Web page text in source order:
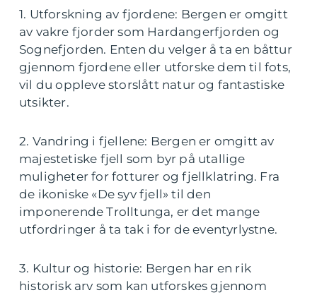
1. Utforskning av fjordene: Bergen er omgitt
av vakre fjorder som Hardangerfjorden og
Sognefjorden. Enten du velger å ta en båttur
gjennom fjordene eller utforske dem til fots,
vil du oppleve storslått natur og fantastiske
utsikter.
2. Vandring i fjellene: Bergen er omgitt av
majestetiske fjell som byr på utallige
muligheter for fotturer og fjellklatring. Fra
de ikoniske «De syv fjell» til den
imponerende Trolltunga, er det mange
utfordringer å ta tak i for de eventyrlystne.
3. Kultur og historie: Bergen har en rik
historisk arv som kan utforskes gjennom